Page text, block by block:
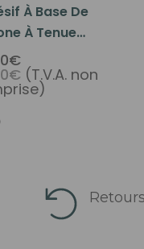
À Base De
À Tenue
Avec Buse 4 Oz
(T.V.A. non